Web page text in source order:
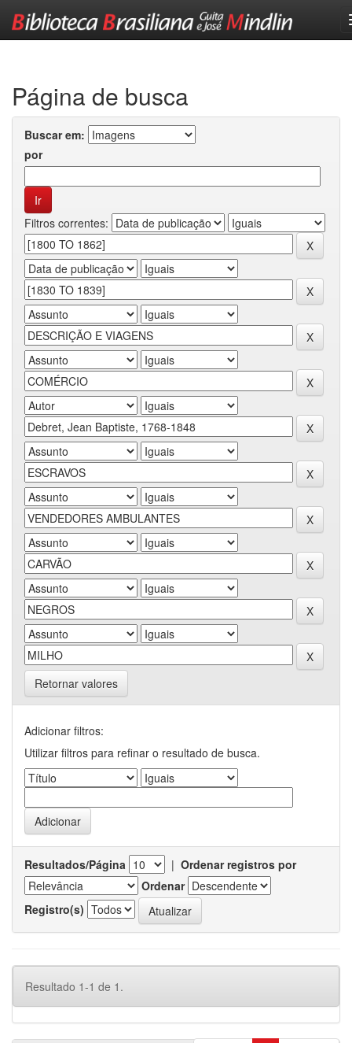
Página de busca
Buscar em:
por
Filtros correntes:
Retornar valores
Adicionar filtros:
Utilizar filtros para refinar o resultado de busca.
Resultados/Página | Ordenar registros por
Ordenar
Registro(s)
Resultado 1-1 de 1.